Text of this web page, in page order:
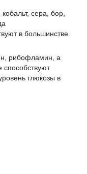
сера, бор,
в большинстве
рибофламин, а
способствуют
глюкозы в